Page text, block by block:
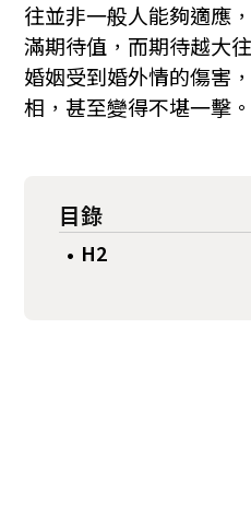
往並非一般人能夠適應
滿期待值，而期待越大
婚姻受到婚外情的傷害
相，甚至變得不堪一擊。
目錄
• H2